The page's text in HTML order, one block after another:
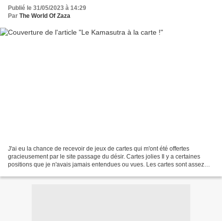
Publié le 31/05/2023 à 14:29
Par The World Of Zaza
J'ai eu la chance de recevoir de jeux de cartes qui m'ont été offertes
gracieusement par le site passage du désir. Cartes jolies Il y a certaines
positions que je n'avais jamais entendues ou vues. Les cartes sont assez